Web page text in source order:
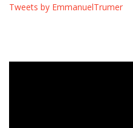
Tweets by EmmanuelTrumer